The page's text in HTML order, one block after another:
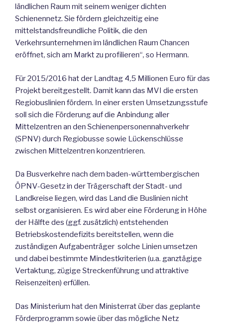
ländlichen Raum mit seinem weniger dichten
Schienennetz. Sie fördern gleichzeitig eine
mittelstandsfreundliche Politik, die den
Verkehrsunternehmen im ländlichen Raum Chancen
eröffnet, sich am Markt zu profilieren“, so Hermann.
Für 2015/2016 hat der Landtag 4,5 Millionen Euro für das
Projekt bereitgestellt. Damit kann das MVI die ersten
Regiobuslinien fördern. In einer ersten Umsetzungsstufe
soll sich die Förderung auf die Anbindung aller
Mittelzentren an den Schienenpersonennahverkehr
(SPNV) durch Regiobusse sowie Lückenschlüsse
zwischen Mittelzentren konzentrieren.
Da Busverkehre nach dem baden-württembergischen
ÖPNV-Gesetz in der Trägerschaft der Stadt- und
Landkreise liegen, wird das Land die Buslinien nicht
selbst organisieren. Es wird aber eine Förderung in Höhe
der Hälfte des (ggf. zusätzlich) entstehenden
Betriebskostendefizits bereitstellen, wenn die
zuständigen Aufgabenträger solche Linien umsetzen
und dabei bestimmte Mindestkriterien (u.a. ganztägige
Vertaktung, zügige Streckenführung und attraktive
Reisenzeiten) erfüllen.
Das Ministerium hat den Ministerrat über das geplante
Förderprogramm sowie über das mögliche Netz